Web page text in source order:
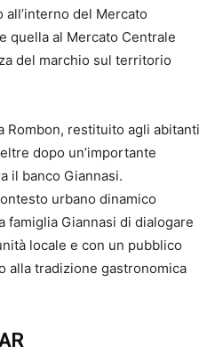
all’interno del Mercato
quella al Mercato Centrale
del marchio sul territorio
Rombon, restituito agli abitanti
dopo un’importante
il banco Giannasi.
urbano dinamico
famiglia Giannasi di dialogare
locale e con un pubblico
alla tradizione gastronomica